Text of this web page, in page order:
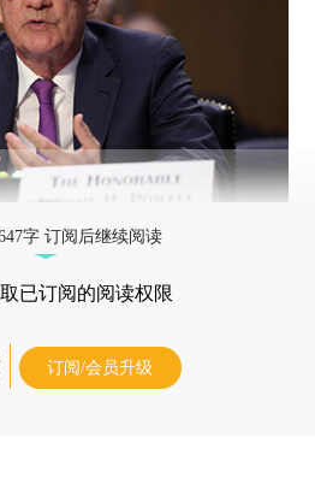
字 订阅后继续阅读
已订阅的阅读权限
订阅/会员升级